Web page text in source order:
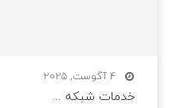
4 آگوست, 2025
خدمات شبکه ...